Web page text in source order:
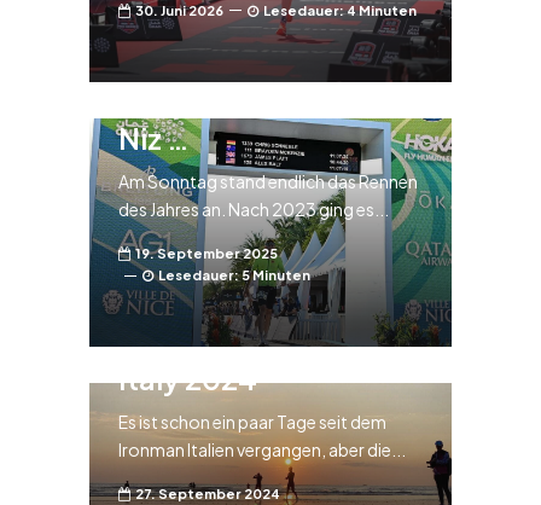
30. Juni 2026 Lesedauer: 4 Minuten
Rennbericht –
Ironman
Niz …
Am Sonntag stand endlich das Rennen
des Jahres an. Nach 2023 ging es...
19. September 2025
Lesedauer: 5 Minuten
Rennbericht Ironman
Italy 2024
Es ist schon ein paar Tage seit dem
Ironman Italien vergangen, aber die...
27. September 2024